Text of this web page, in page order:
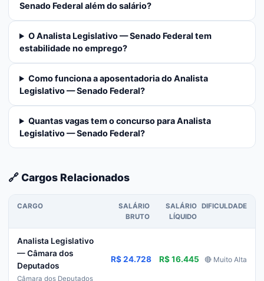
Senado Federal além do salário?
O Analista Legislativo — Senado Federal tem
estabilidade no emprego?
Como funciona a aposentadoria do Analista
Legislativo — Senado Federal?
Quantas vagas tem o concurso para Analista
Legislativo — Senado Federal?
🔗 Cargos Relacionados
CARGO
SALÁRIO
BRUTO
SALÁRIO
LÍQUIDO
DIFICULDADE
Analista Legislativo
— Câmara dos
Deputados
Câmara dos Deputados
R$ 24.728 R$ 16.445 🔴 Muito Alta